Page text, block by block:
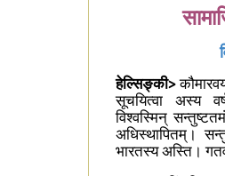
हेल्सिङ्की>
सूचयित्वा अस्य
विश्वस्मिन्
अधिस्थापितम्।
भारतस्य अस्ति।